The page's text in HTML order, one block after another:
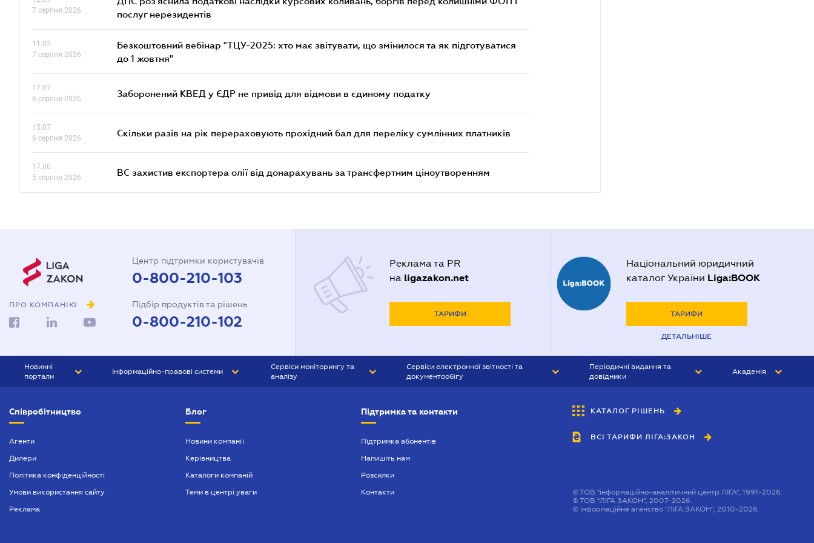
7 серпня 2026
послуг нерезидентів
11.05
7 серпня 2026
Безкоштовний вебінар "ТЦУ-2025: хто має звітувати, що змінилося та як підготуватися
до 1 жовтня"
17.07
6 серпня 2026
Заборонений КВЕД у ЄДР не привід для відмови в єдиному податку
15.07
6 серпня 2026
Скільки разів на рік перераховують прохідний бал для переліку сумлінних платників
17.00
5 серпня 2026
ВС захистив експортера олії від донарахувань за трансфертним ціноутворенням
ПРО КОМПАНІЮ
Центр підтримки користувачів
0-800-210-103
Підбір продуктів та рішень
0-800-210-102
Реклама та PR
на ligazakon.net
ТАРИФИ
Національний юридичний
каталог України Liga:BOOK
ТАРИФИ
ДЕТАЛЬНІШЕ
Новинні
портали
БІЗНЕС
Інформаційно-правові системи
БУХГАЛТЕР ПРОФ
Сервіси моніторингу та
аналізу
Сервіси електронної звітності та
документообігу
Періодичні видання та
довідники
БУХГАЛТЕР&ЗАКОН
ВІСНИК МСФЗ
Академія
Співробітництво
Агенти
Дилери
Політика конфіденційності
Умови використання сайту
Реклама
Блог
Новини компанії
Керівництва
Каталоги компаній
Теми в центрі уваги
Підтримка та контакти
Підтримка абонентів
Напишіть нам
Розсилки
Контакти
КАТАЛОГ РІШЕНЬ
ВСІ ТАРИФИ ЛІГА:ЗАКОН
©ТОВ "інформаційно-аналітичний центр ЛІГА", 1991-2026.
©ТОВ "ЛІГА ЗАКОН", 2007-2026.
© Інформаційне агенство "ЛІГА:ЗАКОН", 2010-2026.